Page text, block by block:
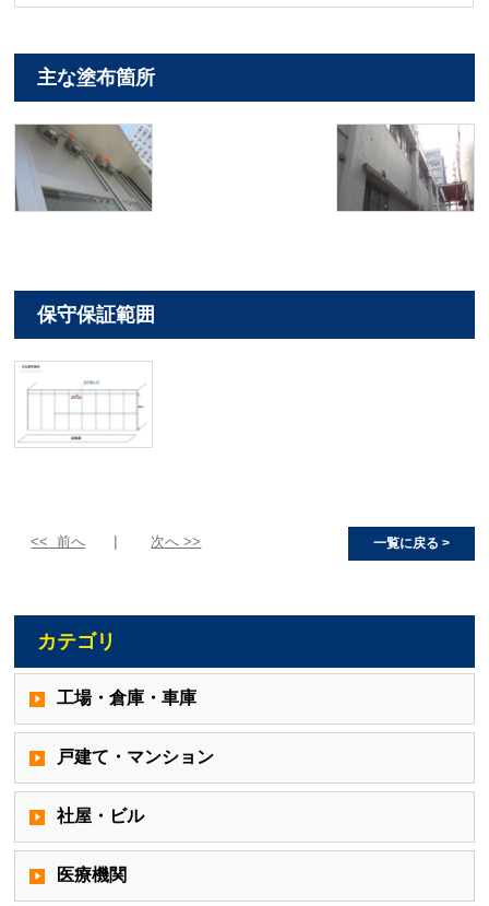
主な塗布箇所
保守保証範囲
<< 前へ 次へ >> 一覧に戻る >
カテゴリ
工場・倉庫・車庫
戸建て・マンション
社屋・ビル
医療機関